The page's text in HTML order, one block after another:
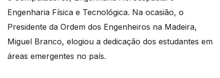
Engenharia Física e Tecnológica. Na ocasião, o
Presidente da Ordem dos Engenheiros na Madeira,
Miguel Branco, elogiou a dedicação dos estudantes em
áreas emergentes no país.